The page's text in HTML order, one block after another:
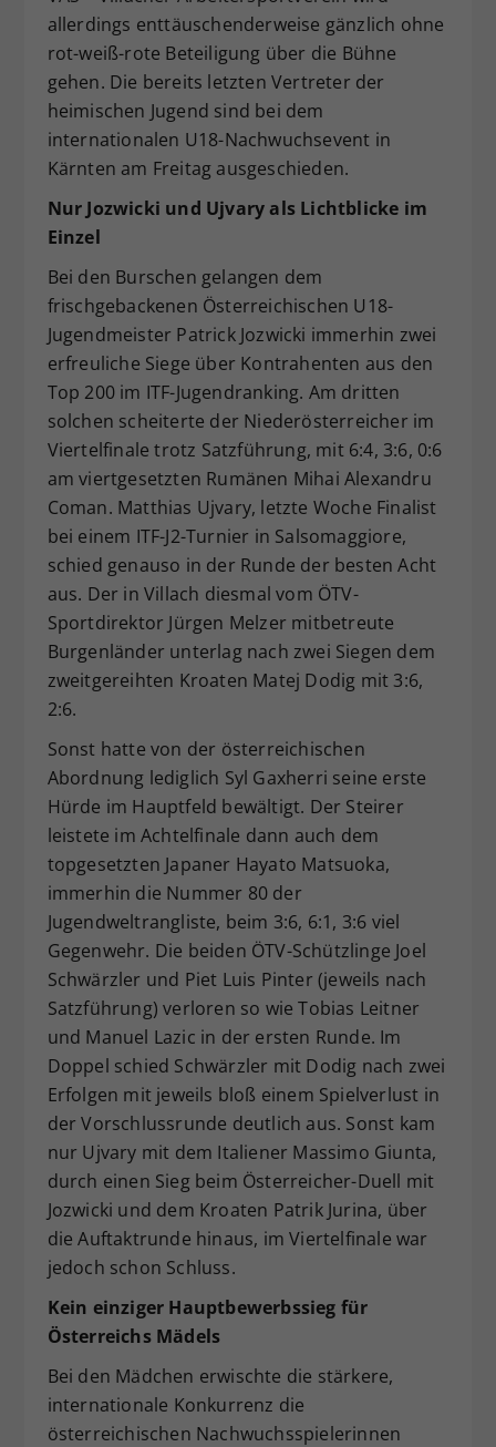
allerdings enttäuschenderweise gänzlich ohne
rot-weiß-rote Beteiligung über die Bühne
gehen. Die bereits letzten Vertreter der
heimischen Jugend sind bei dem
internationalen U18-Nachwuchsevent in
Kärnten am Freitag ausgeschieden.
Nur Jozwicki und Ujvary als Lichtblicke im
Einzel
Bei den Burschen gelangen dem
frischgebackenen Österreichischen U18-
Jugendmeister Patrick Jozwicki immerhin zwei
erfreuliche Siege über Kontrahenten aus den
Top 200 im ITF-Jugendranking. Am dritten
solchen scheiterte der Niederösterreicher im
Viertelfinale trotz Satzführung, mit 6:4, 3:6, 0:6
am viertgesetzten Rumänen Mihai Alexandru
Coman. Matthias Ujvary, letzte Woche Finalist
bei einem ITF-J2-Turnier in Salsomaggiore,
schied genauso in der Runde der besten Acht
aus. Der in Villach diesmal vom ÖTV-
Sportdirektor Jürgen Melzer mitbetreute
Burgenländer unterlag nach zwei Siegen dem
zweitgereihten Kroaten Matej Dodig mit 3:6,
2:6.
Sonst hatte von der österreichischen
Abordnung lediglich Syl Gaxherri seine erste
Hürde im Hauptfeld bewältigt. Der Steirer
leistete im Achtelfinale dann auch dem
topgesetzten Japaner Hayato Matsuoka,
immerhin die Nummer 80 der
Jugendweltrangliste, beim 3:6, 6:1, 3:6 viel
Gegenwehr. Die beiden ÖTV-Schützlinge Joel
Schwärzler und Piet Luis Pinter (jeweils nach
Satzführung) verloren so wie Tobias Leitner
und Manuel Lazic in der ersten Runde. Im
Doppel schied Schwärzler mit Dodig nach zwei
Erfolgen mit jeweils bloß einem Spielverlust in
der Vorschlussrunde deutlich aus. Sonst kam
nur Ujvary mit dem Italiener Massimo Giunta,
durch einen Sieg beim Österreicher-Duell mit
Jozwicki und dem Kroaten Patrik Jurina, über
die Auftaktrunde hinaus, im Viertelfinale war
jedoch schon Schluss.
Kein einziger Hauptbewerbssieg für
Österreichs Mädels
Bei den Mädchen erwischte die stärkere,
internationale Konkurrenz die
österreichischen Nachwuchsspielerinnen
Zweck
Dieser Wert speichert Ihre Consent-
Einstellungen. Unter anderem eine
zufällig generierte ID, für die
historische Speicherung Ihrer
vorgenommen Einstellungen, falls der
Webseiten-Betreiber dies eingestellt
hat.